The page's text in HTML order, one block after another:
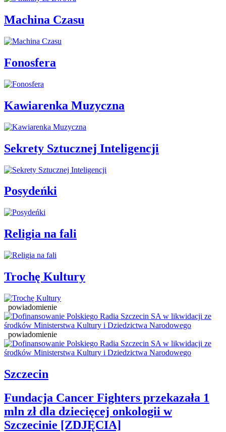
Machina Czasu
Fonosfera
Kawiarenka Muzyczna
Sekrety Sztucznej Inteligencji
Posydeńki
Religia na fali
Trochę Kultury
powiadomienie
powiadomienie
Szczecin
Fundacja Cancer Fighters przekazała 1
mln zł dla dziecięcej onkologii w
Szczecinie [ZDJĘCIA]